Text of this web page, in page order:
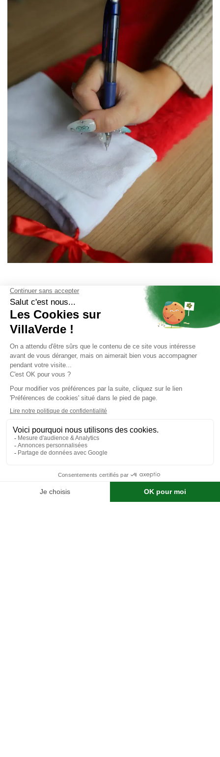
Étape 2 : Fixer la forme avec de la
colle
À l’aide du pistolet à colle, repassez
délicatement sur les traits
passer à la suivante afin d’éviter les bavures.